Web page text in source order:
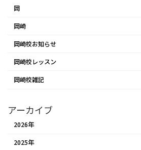
岡
岡崎
岡崎校お知らせ
岡崎校レッスン
岡崎校雑記
アーカイブ
2026年
2025年